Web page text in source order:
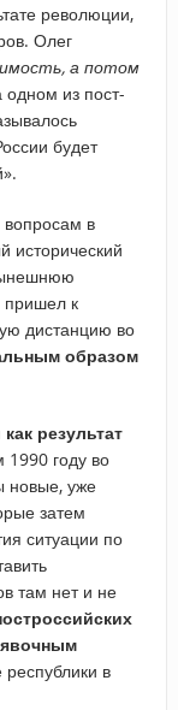
революции,
Олег
а потом
из пост-
будет
вопросам в
исторический
пришел к
дистанцию во
образом
результат
1990 году во
новые, уже
затем
ситуации по
там нет и не
республики в